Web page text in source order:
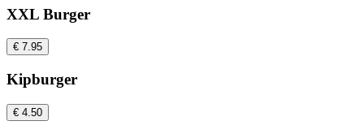
XXL Burger
€ 7.95
Kipburger
€ 4.50